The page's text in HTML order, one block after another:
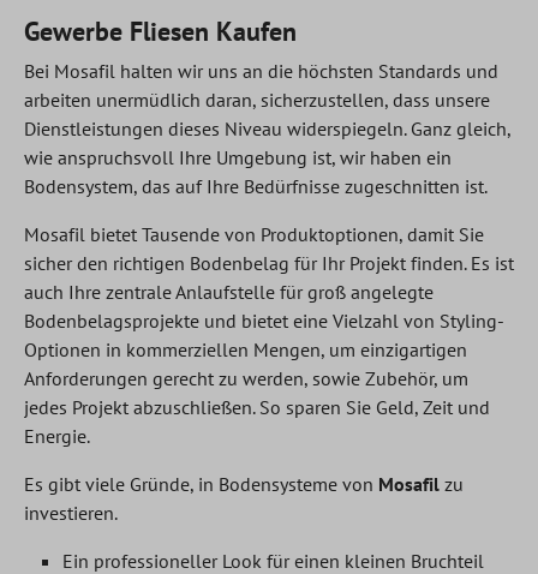
Gewerbe Fliesen Kaufen
Bei Mosafil halten wir uns an die höchsten Standards und
arbeiten unermüdlich daran, sicherzustellen, dass unsere
Dienstleistungen dieses Niveau widerspiegeln. Ganz gleich,
wie anspruchsvoll Ihre Umgebung ist, wir haben ein
Bodensystem, das auf Ihre Bedürfnisse zugeschnitten ist.
Mosafil bietet Tausende von Produktoptionen, damit Sie
sicher den richtigen Bodenbelag für Ihr Projekt finden. Es ist
auch Ihre zentrale Anlaufstelle für groß angelegte
Bodenbelagsprojekte und bietet eine Vielzahl von Styling-
Optionen in kommerziellen Mengen, um einzigartigen
Anforderungen gerecht zu werden, sowie Zubehör, um
jedes Projekt abzuschließen. So sparen Sie Geld, Zeit und
Energie.
Es gibt viele Gründe, in Bodensysteme von Mosafil zu
investieren.
Ein professioneller Look für einen kleinen Bruchteil